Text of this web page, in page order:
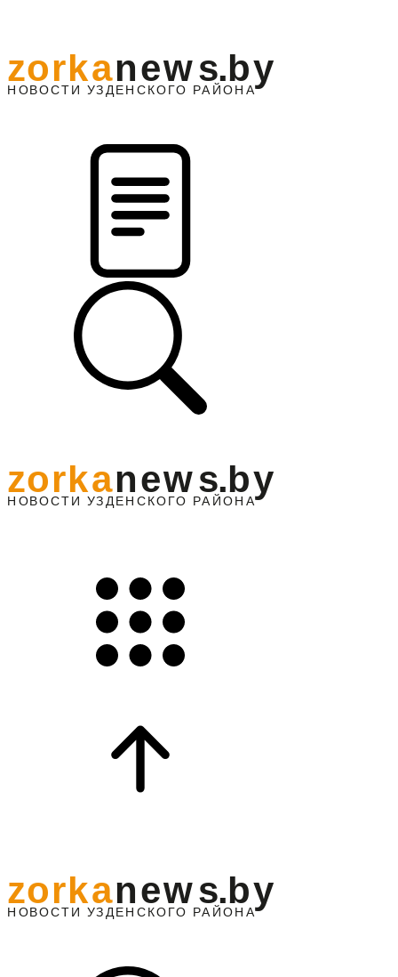
НО ВОСТИ УЗДЕНС КО ГО РАЙОНА
zorkanews.by